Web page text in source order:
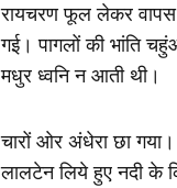
रायचरण फूल लेकर
गई। पागलों की भांति
मधुर ध्वनि न आती थी।
चारों ओर अंधेरा छा
लालटेन लिये हुए नदी के